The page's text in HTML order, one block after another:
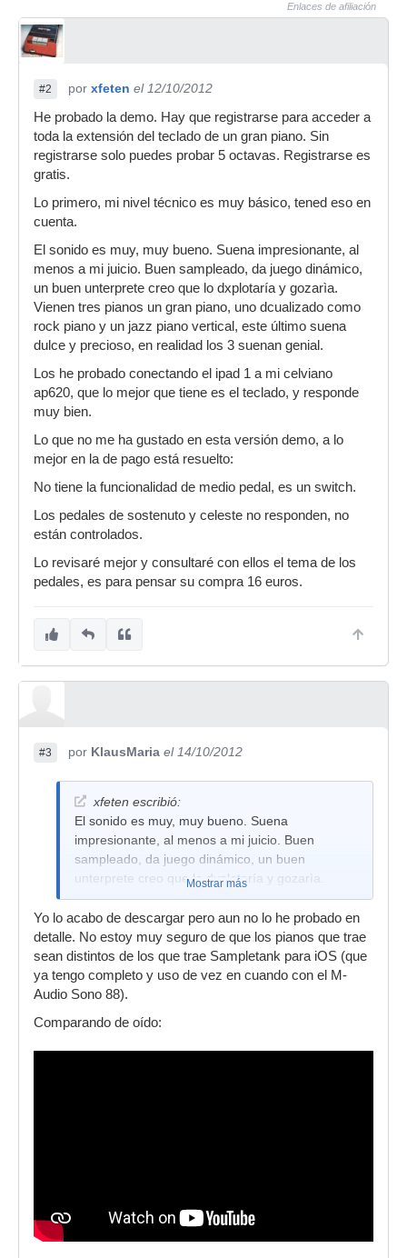
Enlaces de afiliación
#2 por xfeten el 12/10/2012
He probado la demo. Hay que registrarse para acceder a
toda la extensión del teclado de un gran piano. Sin
registrarse solo puedes probar 5 octavas. Registrarse es
gratis.
Lo primero, mi nivel técnico es muy básico, tened eso en
cuenta.
El sonido es muy, muy bueno. Suena impresionante, al
menos a mi juicio. Buen sampleado, da juego dinámico,
un buen unterprete creo que lo dxplotaría y gozarìa.
Vienen tres pianos un gran piano, uno dcualizado como
rock piano y un jazz piano vertical, este último suena
dulce y precioso, en realidad los 3 suenan genial.
Los he probado conectando el ipad 1 a mi celviano
ap620, que lo mejor que tiene es el teclado, y responde
muy bien.
Lo que no me ha gustado en esta versión demo, a lo
mejor en la de pago está resuelto:
No tiene la funcionalidad de medio pedal, es un switch.
Los pedales de sostenuto y celeste no responden, no
están controlados.
Lo revisaré mejor y consultaré con ellos el tema de los
pedales, es para pensar su compra 16 euros.
#3 por KlausMaria el 14/10/2012
xfeten escribió:
El sonido es muy, muy bueno. Suena
impresionante, al menos a mi juicio. Buen
sampleado, da juego dinámico, un buen
unterprete creo que lo dxplotaría y gozarìa.
Mostrar más
Yo lo acabo de descargar pero aun no lo he probado en
detalle. No estoy muy seguro de que los pianos que trae
sean distintos de los que trae Sampletank para iOS (que
ya tengo completo y uso de vez en cuando con el M-
Audio Sono 88).
Comparando de oído: